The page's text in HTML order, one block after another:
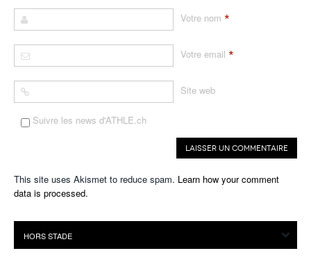
Votre nom *
Votre email *
Site web
Suivre les news d'ATHLE.ch
This site uses Akismet to reduce spam. Learn how your comment
data is processed.